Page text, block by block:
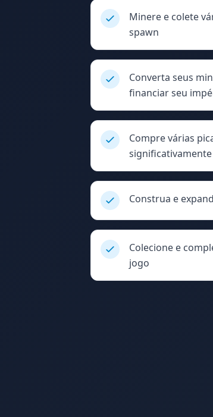
Minere e colete
spawn
Converta seus
financiar seu
Compre várias
Construa e
Colecione e
jogo